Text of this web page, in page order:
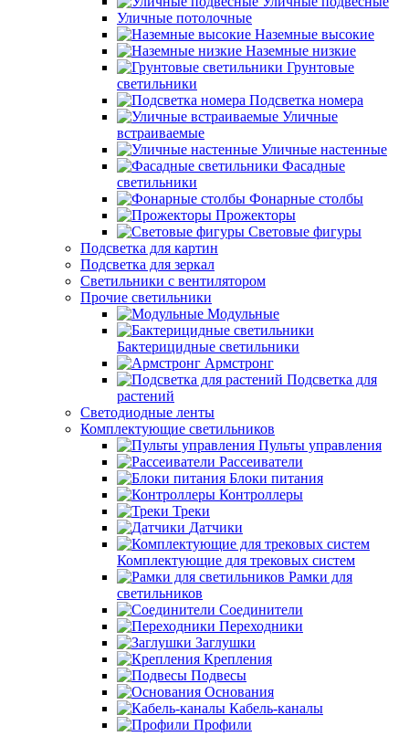
Уличные потолочные
Наземные высокие
Наземные низкие
Грунтовые
светильники
Подсветка номера
Уличные
встраиваемые
Уличные настенные
Фасадные
светильники
Фонарные столбы
Прожекторы
Световые фигуры
Подсветка для картин
Подсветка для зеркал
Светильники с вентилятором
Прочие светильники
Модульные
Бактерицидные светильники
Армстронг
Подсветка для
растений
Светодиодные ленты
Комплектующие светильников
Пульты управления
Рассеиватели
Блоки питания
Контроллеры
Треки
Датчики
Комплектующие для трековых систем
Рамки для
светильников
Соединители
Переходники
Заглушки
Крепления
Подвесы
Основания
Кабель-каналы
Профили